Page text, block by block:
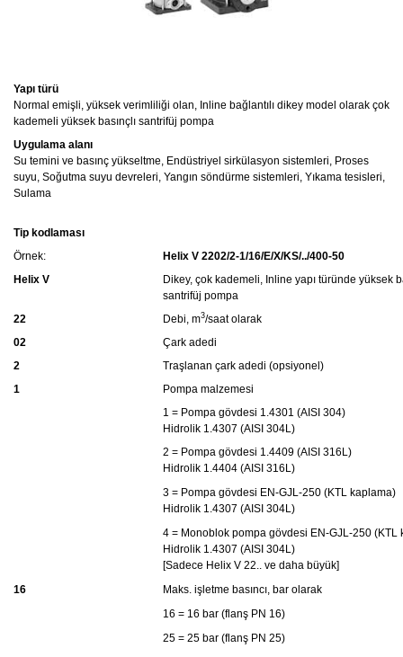
Yapı türü
Normal emişli, yüksek verimliliği olan, Inline bağlantılı dikey model olarak çok
kademeli yüksek basınçlı santrifüj pompa
Uygulama alanı
Su temini ve basınç yükseltme, Endüstriyel sirkülasyon sistemleri, Proses
suyu, Soğutma suyu devreleri, Yangın söndürme sistemleri, Yıkama tesisleri,
Sulama
Tip kodlaması
Örnek:
Helix V 2202/2-1/16/E/X/KS/../400-50
Helix V
Dikey, çok kademeli, Inline yapı türünde yüksek
santrifüj pompa
22
Debi, m3/saat olarak
02
Çark adedi
2
Traşlanan çark adedi (opsiyonel)
1
Pompa malzemesi
1 = Pompa gövdesi 1.4301 (AISI 304)
Hidrolik 1.4307 (AISI 304L)
2 = Pompa gövdesi 1.4409 (AISI 316L)
Hidrolik 1.4404 (AISI 316L)
3 = Pompa gövdesi EN-GJL-250 (KTL kaplama)
Hidrolik 1.4307 (AISI 304L)
4 = Monoblok pompa gövdesi EN-GJL-250 (KTL
Hidrolik 1.4307 (AISI 304L)
[Sadece Helix V 22.. ve daha büyük]
16
Maks. işletme basıncı, bar olarak
16 = 16 bar (flanş PN 16)
25 = 25 bar (flanş PN 25)